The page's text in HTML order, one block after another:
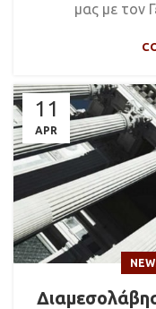
μας με τον
11
APR